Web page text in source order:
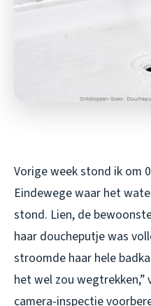
Vorige week stond ik om
Eindewege waar het
stond. Lien, de
haar doucheputje was
stroomde haar hele
het wel zou
camera-inspectie